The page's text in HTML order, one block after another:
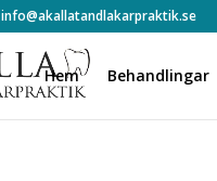
info@akallatandlakarpraktik.se
Hem Behandlingar